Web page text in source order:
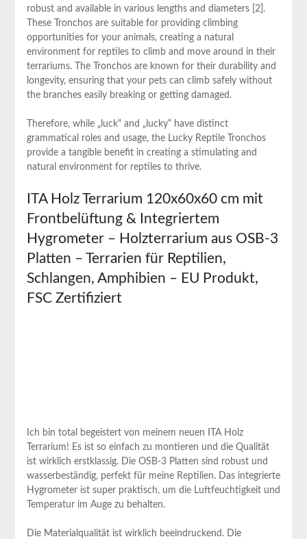
robust and available in various lengths ⁤and diameters [2].
These Tronchos are suitable ​for ‌providing⁤ climbing
⁢opportunities for your animals,⁤ creating a natural
environment for reptiles to climb and move around in their
terrariums. The Tronchos ‌are known for their durability and ​
longevity, ensuring‌ that your pets can climb safely without
the branches easily breaking or getting damaged.
Therefore, while „luck“ and „lucky“ have distinct
grammatical roles⁤ and usage,​ the Lucky Reptile Tronchos
provide a tangible ⁤benefit in ⁢creating a⁣ stimulating ⁢and
natural environment for reptiles to thrive.
ITA Holz ‌Terrarium​ 120x60x60 cm mit
Frontbelüftung & Integriertem
Hygrometer – ‌Holzterrarium aus OSB-3
⁢Platten – Terrarien für Reptilien,
Schlangen, Amphibien – EU ‍Produkt,
FSC Zertifiziert
Ich bin⁣ total ‌begeistert‍ von⁣ meinem​ neuen⁢ ITA Holz
Terrarium!⁣ Es ist so einfach⁤ zu montieren und die Qualität
ist⁣ wirklich erstklassig. Die⁣ OSB-3⁢ Platten sind robust und
wasserbeständig, ‍perfekt für meine Reptilien. ‌Das integrierte⁢
Hygrometer ist super praktisch, um die Luftfeuchtigkeit ‍und
Temperatur im Auge⁤ zu behalten.
Die Materialqualität⁢ ist wirklich beeindruckend. Die